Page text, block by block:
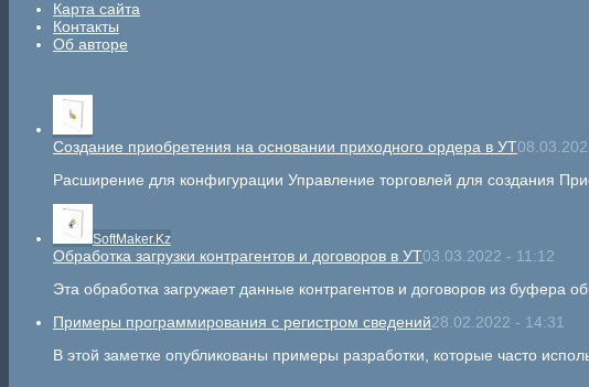
Карта сайта
Контакты
Об авторе
Создание приобретения на основании приходного ордера в УТ
Расширение для конфигурации Управление торговлей для создания
SoftMaker.Kz
Обработка загрузки контрагентов и договоров в УТ03.03.2022 - 11:12
Эта обработка загружает данные контрагентов и договоров из буфера
Примеры программирования с регистром сведений28.02.2022 - 14:31
В этой заметке опубликованы примеры разработки, которые часто